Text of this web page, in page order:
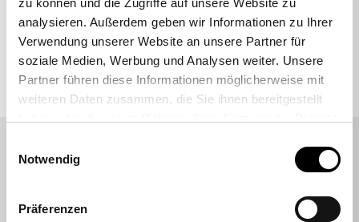
zu können und die Zugriffe auf unsere Website zu
analysieren. Außerdem geben wir Informationen zu Ihrer
Verwendung unserer Website an unsere Partner für
soziale Medien, Werbung und Analysen weiter. Unsere
Partner führen diese Informationen möglicherweise mit
weiteren Daten zusammen, die Sie ihnen bereitgestellt
Notwendig
Präferenzen
VIELLEICHT SUCHEN SIE AUCH DANACH
Büro Topstar
Durchnittsbewertung 4,7 Sterne